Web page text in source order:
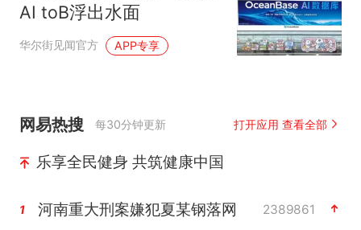
AI toB浮出水面
华尔街见闻官方 APP专享
网易热搜 每30分钟更新 打开应用 查看全部
乐享全民健身 共筑健康中国
1 河南重大刑案嫌犯夏某钢落网 2389861